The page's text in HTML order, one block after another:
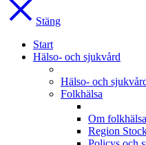
Stäng
Start
Hälso- och sjukvård
Hälso- och
Folkhälsa
Om folkhälsa
Region